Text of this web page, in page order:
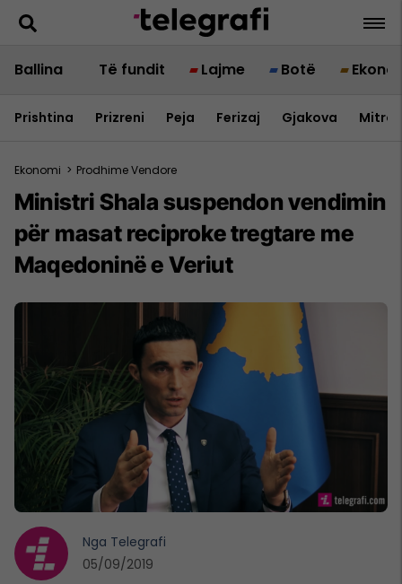
Ballina Të fundit Lajme Botë
Prishtina Prizreni Peja Ferizaj Gjakova
Ekonomi > Prodhime Vendore
Ministri Shala suspendon vendimin
për masat reciproke tregtare me
Maqedoninë e Veriut
Nga Telegrafi
05/09/2019